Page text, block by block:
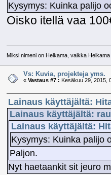
Kysymys: Kuinka palijo
Oisko itellä vaa
Miksi nimeni on Helkama, vaikka
Vs: Kuvia, projekteja yms.
« Vastaus #7 : Kesäkuu 29, 2015,
Lainaus käyttäjältä:
Lainaus käyttäjältä:
Lainaus käyttäjältä:
Kysymys: Kuinka palijo
Paljon.
Nyt haetaankit sit jeuro